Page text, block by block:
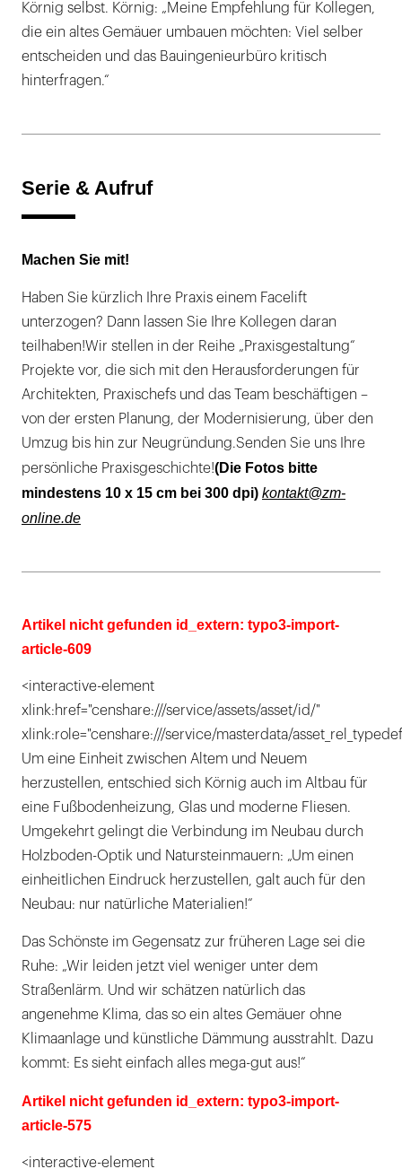
Körnig selbst. Körnig: „Meine Empfehlung für Kollegen,
die ein altes Gemäuer umbauen möchten: Viel selber
entscheiden und das Bauingenieurbüro kritisch
hinterfragen.“
Serie & Aufruf
Machen Sie mit!
Haben Sie kürzlich Ihre Praxis einem Facelift
unterzogen? Dann lassen Sie Ihre Kollegen daran
teilhaben!Wir stellen in der Reihe „Praxisgestaltung“
Projekte vor, die sich mit den Herausforderungen für
Architekten, Praxischefs und das Team beschäftigen –
von der ersten Planung, der Modernisierung, über den
Umzug bis hin zur Neugründung.Senden Sie uns Ihre
persönliche Praxisgeschichte!(Die Fotos bitte
mindestens 10 x 15 cm bei 300 dpi) kontakt@zm-
online.de
Artikel nicht gefunden id_extern: typo3-import-
article-609
<interactive-element
xlink:href="censhare:///service/assets/asset/id/"
xlink:role="censhare:///service/masterdata/
Um eine Einheit zwischen Altem und Neuem
herzustellen, entschied sich Körnig auch im Altbau für
eine Fußbodenheizung, Glas und moderne Fliesen.
Umgekehrt gelingt die Verbindung im Neubau durch
Holzboden-Optik und Natursteinmauern: „Um einen
einheitlichen Eindruck herzustellen, galt auch für den
Neubau: nur natürliche Materialien!“
Das Schönste im Gegensatz zur früheren Lage sei die
Ruhe: „Wir leiden jetzt viel weniger unter dem
Straßenlärm. Und wir schätzen natürlich das
angenehme Klima, das so ein altes Gemäuer ohne
Klimaanlage und künstliche Dämmung ausstrahlt. Dazu
kommt: Es sieht einfach alles mega-gut aus!“
Artikel nicht gefunden id_extern: typo3-import-
article-575
<interactive-element